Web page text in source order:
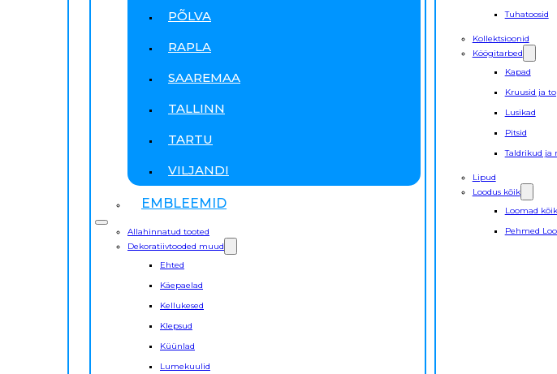
PÕLVA
RAPLA
SAAREMAA
TALLINN
TARTU
VILJANDI
EMBLEEMID
Allahinnatud tooted
Dekoratiivtooded muud
Ehted
Käepaelad
Kellukesed
Klepsud
Küünlad
Lumekuulid
Tuhatoosid
Kollektsioonid
Köögitarbed
Kapad
Kruusid ja
Lusikad
Pitsid
Taldrikud ja
Lipud
Loodus kõik
Loomad kõik
Pehmed